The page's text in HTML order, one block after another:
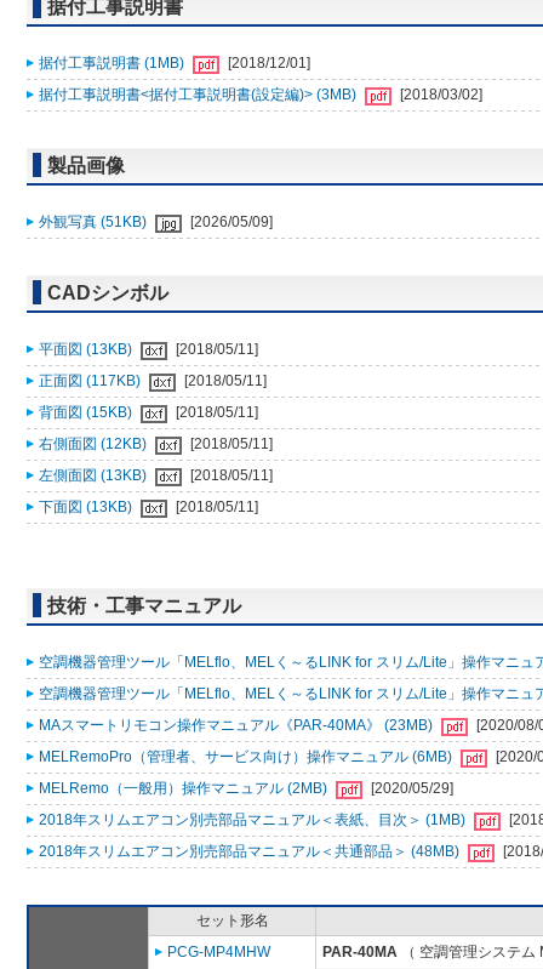
据付工事説明書
据付工事説明書 (1MB)
[2018/12/01]
据付工事説明書<据付工事説明書(設定編)> (3MB)
[2018/03/02]
製品画像
外観写真 (51KB) [2026/05/09]
CADシンボル
平面図 (13KB)
[2018/05/11]
正面図 (117KB)
[2018/05/11]
背面図 (15KB)
[2018/05/11]
右側面図 (12KB)
[2018/05/11]
左側面図 (13KB)
[2018/05/11]
下面図 (13KB)
[2018/05/11]
技術・工事マニュアル
空調機器管理ツール「MELflo、MELく～るLINK for スリム/Lite」操作マニュ
空調機器管理ツール「MELflo、MELく～るLINK for スリム/Lite」操作マニュ
MAスマートリモコン操作マニュアル《PAR-40MA》 (23MB)
[2020/08/
MELRemoPro（管理者、サービス向け）操作マニュアル (6MB)
[2020/
MELRemo（一般用）操作マニュアル (2MB)
[2020/05/29]
2018年スリムエアコン別売部品マニュアル＜表紙、目次＞ (1MB)
2018年スリムエアコン別売部品マニュアル＜共通部品＞ (48MB)
セット形名
PCG-MP4MHW
PAR-40MA （ 空調管理システム